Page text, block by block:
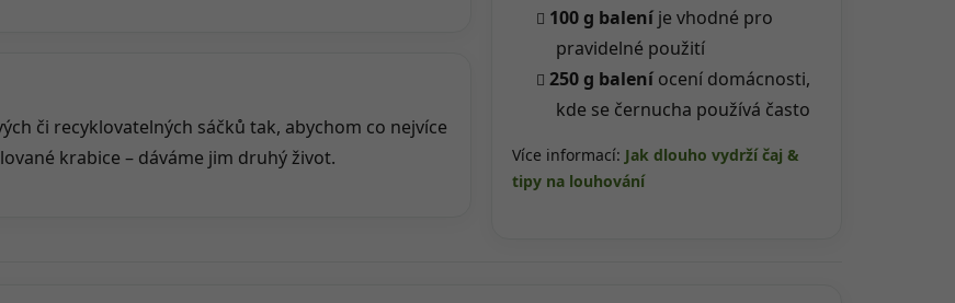
či recyklovatelných sáčků tak, abychom co nejvíce
krabice – dáváme jim druhý život.
100 g balení je vhodné pro
pravidelné použití
250 g balení ocení domácnosti,
kde se černucha používá často
Více informací: Jak dlouho vydrží čaj &
tipy na louhování